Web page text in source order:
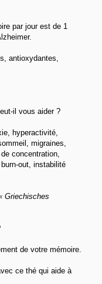
par jour est de 1
antioxydantes,
il vous aider ?
hyperactivité,
migraines,
concentration,
out, instabilité
Griechisches
de votre mémoire.
ce thé qui aide à